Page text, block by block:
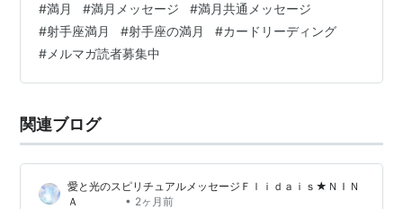
満月はウエサクと言われ、 特別な満月です。日本では鞍
馬寺で 祝祭が催されます。 東の起点が射手座と月の位置
が同じで 夏至での位置も射手座なので 否応なくステージ
アップ、未知なる 世界への冒険心が疼きます。 行動して
#満月 #満月メッセージ #満月共通メッセージ
#射手座満月 #射手座の満月 #カードリーディング
#メルマガ読者募集中
関連ブログ
愛と光のスピリチュアルメッセージＦｌｉｄａｉｓ★ＮＩＮ
Ａ
• 2ヶ月前